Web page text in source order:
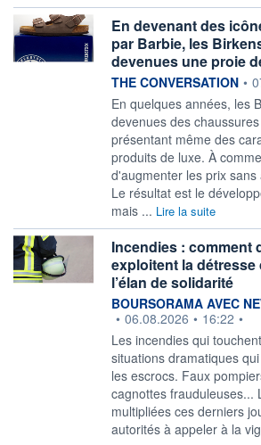
En devenant des
par Barbie, les
devenues une proie
information fournie par
THE CONVERSATION •
En quelques années, les
devenues des
présentant même des
produits de luxe. À
d'augmenter les prix
Le résultat est le
mais ... Lire la suite
Incendies : comment
exploitent la
l’élan de solidarité
information fournie par
BOURSORAMA AVEC
• 06.08.2026 • 16:22 •
Les incendies qui
situations dramatiques
les escrocs. Faux
cagnottes frauduleuses...
multipliées ces derniers
autorités à appeler à la